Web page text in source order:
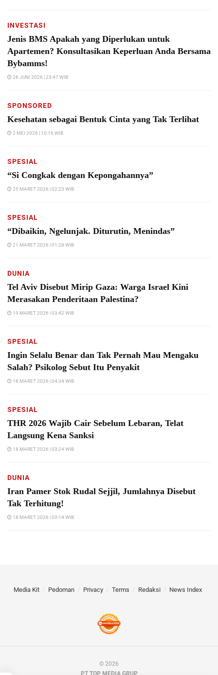
INVESTASI
Jenis BMS Apakah yang Diperlukan untuk
Apartemen? Konsultasikan Keperluan Anda Bersama
Bybamms!
26 JUNI 2026 | 23:47 WIB
SPONSORED
Kesehatan sebagai Bentuk Cinta yang Tak Terlihat
2 MEI 2026 | 10:16 WIB
SPESIAL
“Si Congkak dengan Kepongahannya”
25 MARET 2026 | 02:23 WIB
SPESIAL
“Dibaikin, Ngelunjak. Diturutin, Menindas”
21 MARET 2026 | 01:28 WIB
DUNIA
Tel Aviv Disebut Mirip Gaza: Warga Israel Kini
Merasakan Penderitaan Palestina?
19 MARET 2026 | 03:42 WIB
SPESIAL
Ingin Selalu Benar dan Tak Pernah Mau Mengaku
Salah? Psikolog Sebut Itu Penyakit
18 MARET 2026 | 04:34 WIB
SPESIAL
THR 2026 Wajib Cair Sebelum Lebaran, Telat
Langsung Kena Sanksi
18 MARET 2026 | 03:24 WIB
DUNIA
Iran Pamer Stok Rudal Sejjil, Jumlahnya Disebut
Tak Terhitung!
18 MARET 2026 | 00:14 WIB
Media Kit Pedoman Privacy Terms Redaksi News Index
© 2026
PT TOP MEDIA GRUP